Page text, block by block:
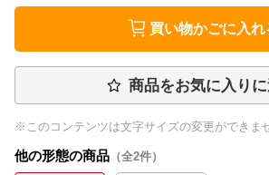
買い物かごに入れ
商品をお気に入り
※このコンテンツは文字サイズの変更ができま
他の形態の商品 （全2件）